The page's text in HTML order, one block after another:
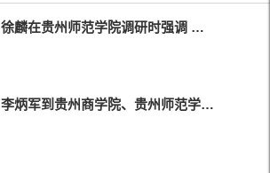
徐麟在贵州师范学院调研时强调 …
李炳军到贵州商学院、贵州师范学…